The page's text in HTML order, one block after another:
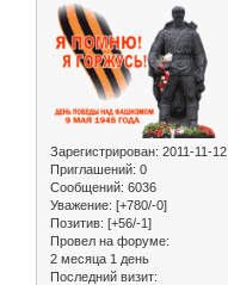
Зарегистрирован: 2011-11-12
Приглашений: 0
Сообщений: 6036
Уважение: [+780/-0]
Позитив: [+56/-1]
Провел на форуме:
2 месяца 1 день
Последний визит: